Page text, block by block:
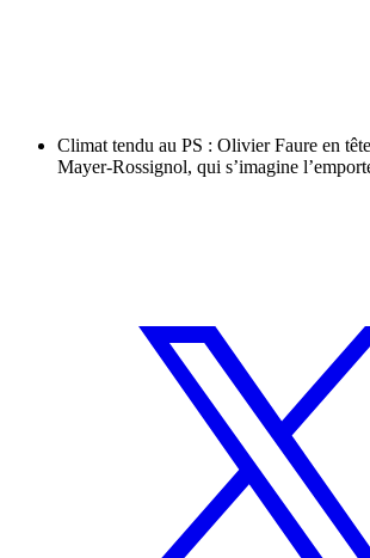
Climat tendu au PS : Olivier Faure en
Mayer-Rossignol, qui s’imagine